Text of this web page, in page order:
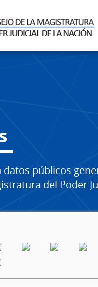
datos públicos
del Poder